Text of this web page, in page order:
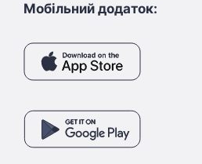
Мобільний додаток: